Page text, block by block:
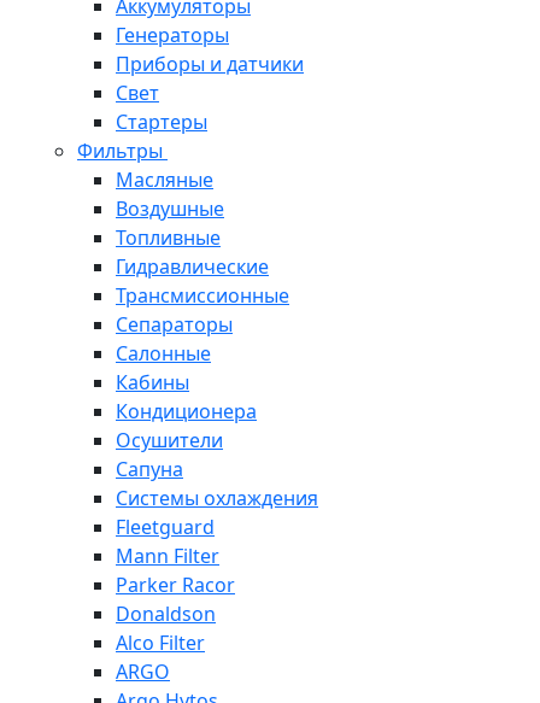
Аккумуляторы
Генераторы
Приборы и датчики
Свет
Стартеры
Фильтры
Масляные
Воздушные
Топливные
Гидравлические
Трансмиссионные
Сепараторы
Салонные
Кабины
Кондиционера
Осушители
Сапуна
Системы охлаждения
Fleetguard
Mann Filter
Parker Racor
Donaldson
Alco Filter
ARGO